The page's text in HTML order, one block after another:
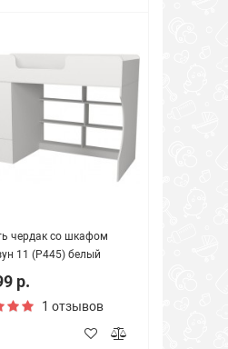
чердак со шкафом
11 (Р445) белый
р.
1 отзывов